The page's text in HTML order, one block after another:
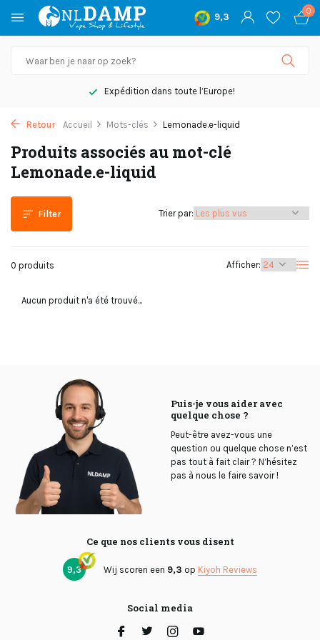
9,3
0
Expédition dans toute l’Europe!
Retour Accueil Mots-clés Lemonade.e-liquid
Produits associés au mot-clé
Lemonade.e-liquid
Filter
0 produits Afficher:
Trier par:
Aucun produit n'a été trouvé...
Puis-je vous aider avec
quelque chose ?
Peut-être avez-vous une
question ou quelque chose n’est
pas tout à fait clair ? N’hésitez
pas à nous le faire savoir !
Ce que nos clients vous disent
9,3 Wij scoren een 9,3 op Kiyoh Reviews
Social media